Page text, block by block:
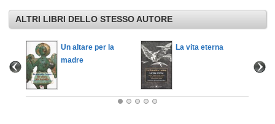
ALTRI LIBRI DELLO STESSO AUTORE
Un altare per la
madre
La vita eterna